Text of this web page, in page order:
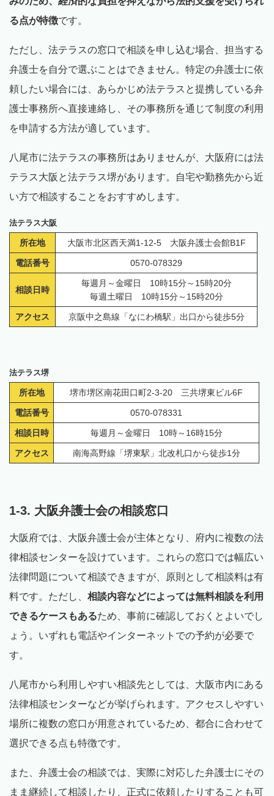
る点が特徴です。
ただし、法テラスの窓口で相談を申し込む場合、担当する
弁護士を自分で選ぶことはできません。特定の弁護士に依
頼したい場合には、あらかじめ法テラスと提携している弁
護士事務所へ直接連絡し、その事務所を通じて制度の利用
を申請する方法が適しています。
八尾市に法テラスの事務所はありませんが、大阪府には法
テラス大阪と法テラス堺があります。自宅や勤務先から近
い方で相談することをおすすめします。
法テラス大阪
所在地 大阪市北区西天満1-12-5 大阪弁護士会館B1F
電話番号 0570-078329
相談日時
毎週月～金曜日 10時15分～15時20分
毎週土曜日 10時15分～15時20分
アクセス 京阪中之島線「なにわ橋駅」出口から徒歩5分
法テラス堺
所在地 堺市堺区南花田口町2-3-20 三共堺東ビル6F
電話番号 0570-078331
相談日時 毎週月～金曜日 10時～16時15分
アクセス 南海高野線「堺東駅」北改札口から徒歩1分
1-3. 大阪弁護士会の相談窓口
大阪府では、大阪弁護士会が主体となり、府内に複数の法
律相談センターを設けています。これらの窓口では幅広い
法律問題について相談できますが、原則として相談料は有
料です。ただし、 相談内容などによっては無料相談を利用
できるケースもあるため、事前に確認しておくとよいでし
ょう。いずれも電話やインターネットでの予約が必要で
す。
八尾市から利用しやすい相談先としては、大阪市内にある
法律相談センターなどが挙げられます。アクセスしやすい
場所に複数の窓口が用意されているため、都合に合わせて
選択できる点も特徴です。
また、弁護士会の相談では、実際に対応した弁護士にその
まま継続して相談したり、正式に依頼したりすることも可